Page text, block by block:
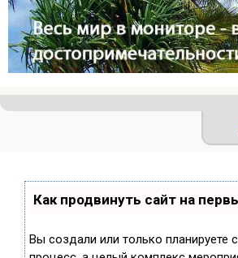
Как продвинуть сайт на
Вы создали или только планируете